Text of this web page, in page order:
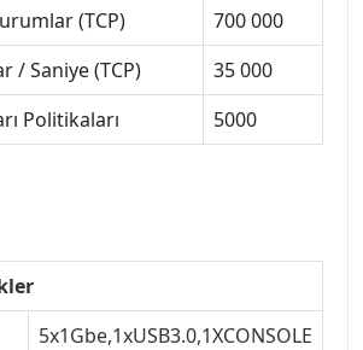
(TCP)
700 000
/ Saniye (TCP)
35 000
Politikaları
5000
5x1Gbe,1xUSB3.0,1XCONSOLE